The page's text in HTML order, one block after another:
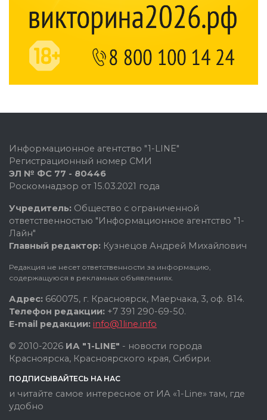
Информационное агентство "1-LINE"
Регистрационный номер СМИ
ЭЛ № ФС 77 - 80446
Роскомнадзор от 15.03.2021 года
Учредитель: Общество с ограниченной
ответственностью "Информационное агентство "1-
Лайн"
Главный редактор: Кузнецов Андрей Михайлович
Редакция не несет ответственности за информацию,
содержащуюся в рекламных объявлениях.
Адрес: 660075, г. Красноярск, Маерчака, 3, оф. 814.
Телефон редакции: +7 391 290-69-50.
E-mail редакции: info@1line.info
© 2010-2026 ИА "1-LINE" - новости города
Красноярска, Красноярского края, Сибири.
ПОДПИСЫВАЙТЕСЬ НА НАС
и читайте самое интересное от ИА «1-Line» там, где
удобно